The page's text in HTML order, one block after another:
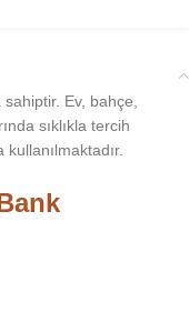
sahiptir. Ev, bahçe,
sıklıkla tercih